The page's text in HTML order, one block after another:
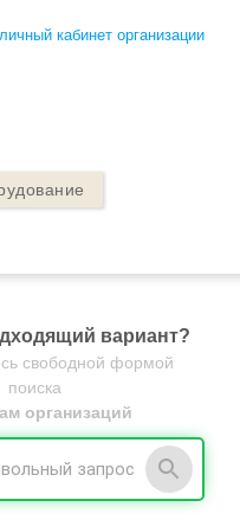
кабинет организации
вариант?
свободной формой
поиска
организаций